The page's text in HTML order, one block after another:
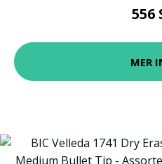
556
MER